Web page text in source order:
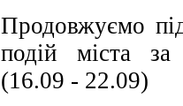
Продовжуємо
подій міста
(16.09 - 22.09)